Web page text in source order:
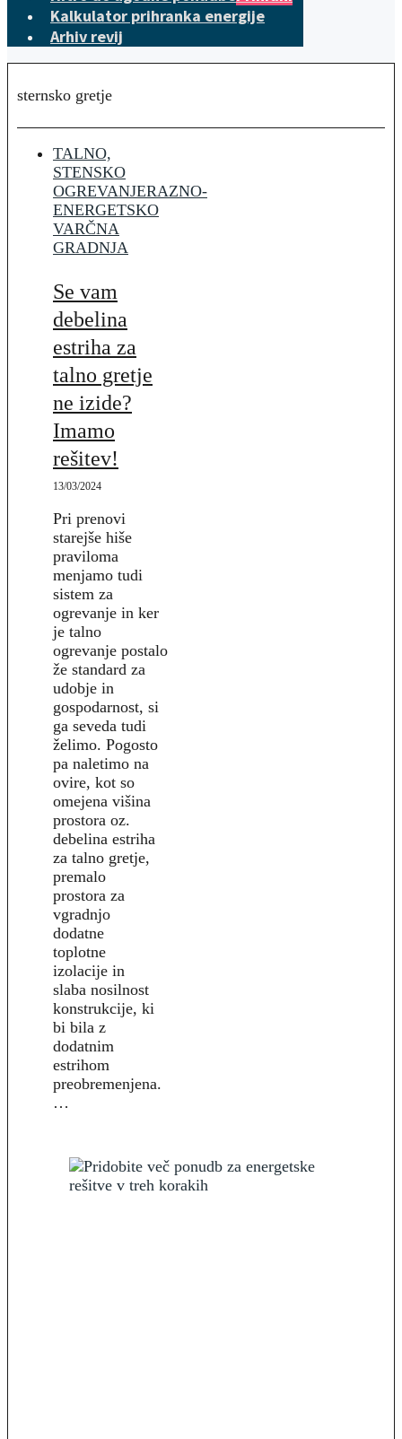
Kalkulator prihranka energije
Arhiv revij
sternsko gretje
TALNO,
STENSKO
OGREVANJERAZNO-
ENERGETSKO
VARČNA
GRADNJA
Se vam
debelina
estriha za
talno gretje
ne izide?
Imamo
rešitev!
13/03/2024
Pri prenovi
starejše hiše
praviloma
menjamo tudi
sistem za
ogrevanje in ker
je talno
ogrevanje postalo
že standard za
udobje in
gospodarnost, si
ga seveda tudi
želimo. Pogosto
pa naletimo na
ovire, kot so
omejena višina
prostora oz.
debelina estriha
za talno gretje,
premalo
prostora za
vgradnjo
dodatne
toplotne
izolacije in
slaba nosilnost
konstrukcije, ki
bi bila z
dodatnim
estrihom
preobremenjena.
…